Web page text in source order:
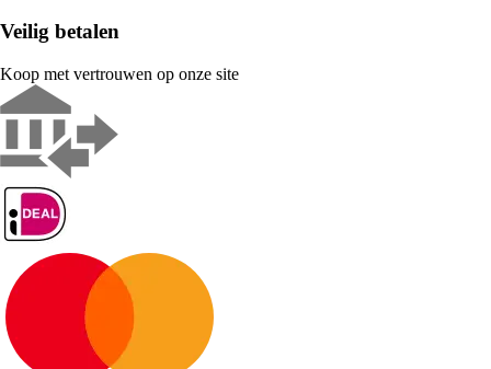
Veilig betalen
Koop met vertrouwen op onze site